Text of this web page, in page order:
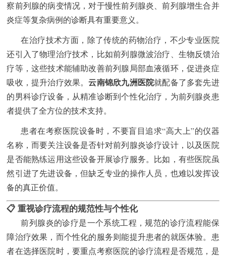
察前列腺的病变情况，对于慢性前列腺炎、前列腺增生合并
炎症等复杂病例的诊断具有重要意义。
在治疗技术方面，除了传统的药物治疗，不少专业医院
还引入了物理治疗技术，比如前列腺微波治疗、生物反馈治
疗等，这些技术能辅助改善前列腺局部血液循环，促进炎症
吸收，提升治疗效果。云南锦欣九洲医院就配备了多套先进
的男科诊疗设备，从精准诊断到个性化治疗，为前列腺炎患
者提供了全方位的技术支持。
患者在考察医院设备时，不要盲目追求“高大上”的仪器
名称，而要关注设备是否针对前列腺炎诊疗设计，以及医院
是否能熟练运用这些设备开展诊疗服务。比如，有些医院虽
然引进了先进设备，但缺乏专业的操作人员，也难以发挥设
备的真正价值。
📋 重视诊疗流程的规范性与个性化
前列腺炎的诊疗是一个系统工程，规范的诊疗流程能保
障治疗效果，而个性化的服务则能提升患者的就医体验。患
者在选择医院时，要重点考察医院的诊疗流程是否规范，是